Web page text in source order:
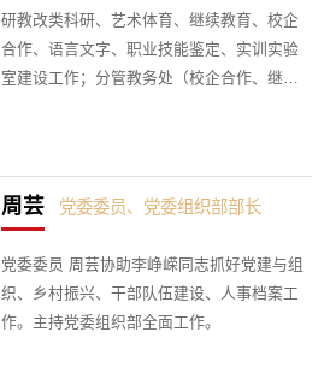
研教改类科研、艺术体育、继续教育、校企
合作、语言文字、职业技能鉴定、实训实验
室建设工作；分管教务处（校企合作、继续
周芸 党委委员、党委组织部部长
党委委员 周芸协助李峥嵘同志抓好党建与组
织、乡村振兴、干部队伍建设、人事档案工
作。主持党委组织部全面工作。